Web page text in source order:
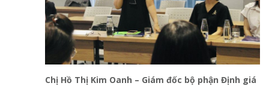
Chị Hồ Thị Kim Oanh – Giám đốc bộ phận Định giá